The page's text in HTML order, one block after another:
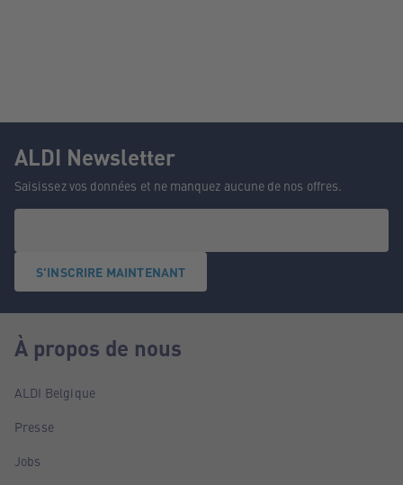
ALDI Newsletter
Saisissez vos données et ne manquez aucune de nos offres.
S'INSCRIRE MAINTENANT
À propos de nous
ALDI Belgique
Presse
Jobs